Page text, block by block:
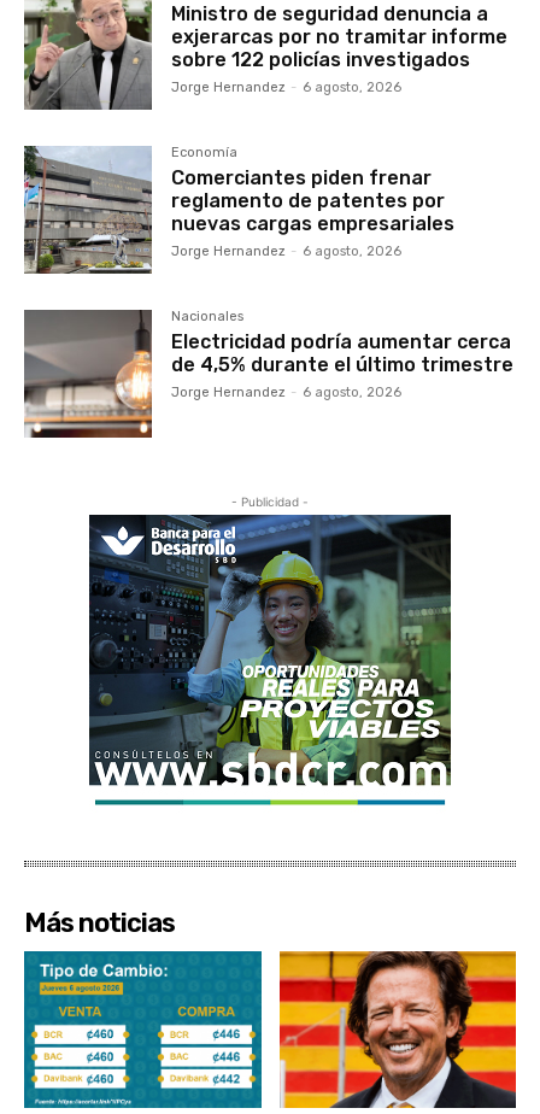
Ministro de seguridad denuncia a
exjerarcas por no tramitar informe
sobre 122 policías investigados
Jorge Hernandez - 6 agosto, 2026
Economía
Comerciantes piden frenar
reglamento de patentes por
nuevas cargas empresariales
Jorge Hernandez - 6 agosto, 2026
Nacionales
Electricidad podría aumentar cerca
de 4,5% durante el último trimestre
Jorge Hernandez - 6 agosto, 2026
- Publicidad -
Más noticias